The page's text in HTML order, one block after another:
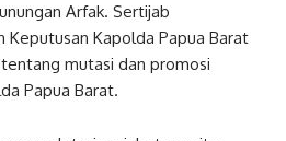
Arfak. Sertijab
Keputusan Kapolda Papua Barat
mutasi dan promosi
Papua Barat.